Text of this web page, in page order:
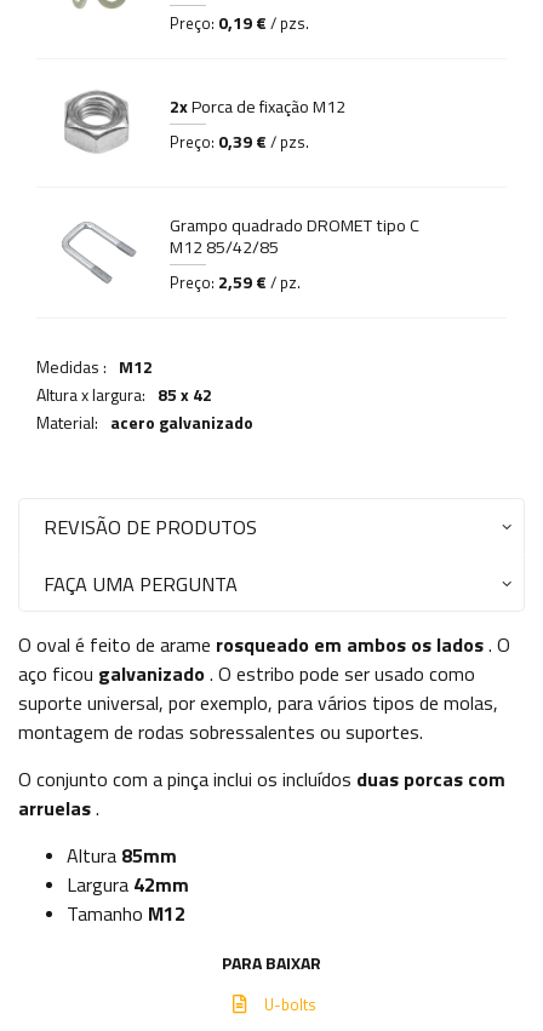
Preço: 0,19 € / pzs.
2xPorca de fixação M12
Preço: 0,39 € / pzs.
Grampo quadrado DROMET tipo C
M12 85/42/85
Preço: 2,59 € / pz.
Medidas : M12
Altura x largura: 85 x 42
Material: acero galvanizado
REVISÃO DE PRODUTOS
FAÇA UMA PERGUNTA
O oval é feito de arame rosqueado em ambos os lados. O
aço ficou galvanizado. O estribo pode ser usado como
suporte universal, por exemplo, para vários tipos de molas,
montagem de rodas sobressalentes ou suportes.
O conjunto com a pinça inclui os incluídos duas porcas com
arruelas.
Altura 85mm
Largura 42mm
Tamanho M12
PARA BAIXAR
U-bolts